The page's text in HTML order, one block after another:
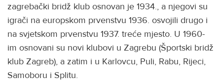
zagrebački bridž klub osnovan je 1934., a njegovi su
igrači na europskom prvenstvu 1936. osvojili drugo i
na svjetskom prvenstvu 1937. treće mjesto. U 1960-
im osnovani su novi klubovi u Zagrebu (Športski bridž
klub Zagreb), a zatim i u Karlovcu, Puli, Rabu, Rijeci,
Samoboru i Splitu.